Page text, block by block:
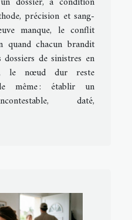
précision et sang-
manque, le conflit
quand chacun brandit
dossiers de sinistres en
le nœud dur reste
même : établir un
daté,